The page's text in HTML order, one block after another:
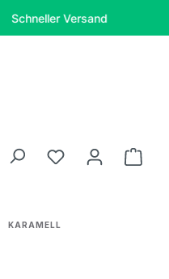
Versand
anzeigen
Du hast 0
KARAMELL